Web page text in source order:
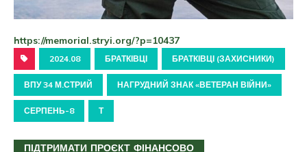
https://memorial.stryi.org/?p=10437
2024.08 БРАТКІВЦІ БРАТКІВЦІ (ЗАХИСНИКИ)
ВПУ 34 М.СТРИЙ НАГРУДНИЙ ЗНАК «ВЕТЕРАН ВІЙНИ»
СЕРПЕНЬ-8 Т
ПІДТРИМАТИ ПРОЄКТ ФІНАНСОВО